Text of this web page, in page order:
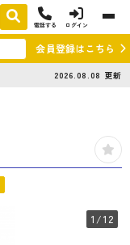
電話する ログイン
会員登録はこちら
2026.08.08 更新
1 /12